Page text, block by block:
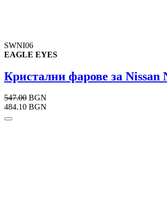
SWNI06
EAGLE EYES
Кристални фарове за
547.00 BGN
484.10 BGN